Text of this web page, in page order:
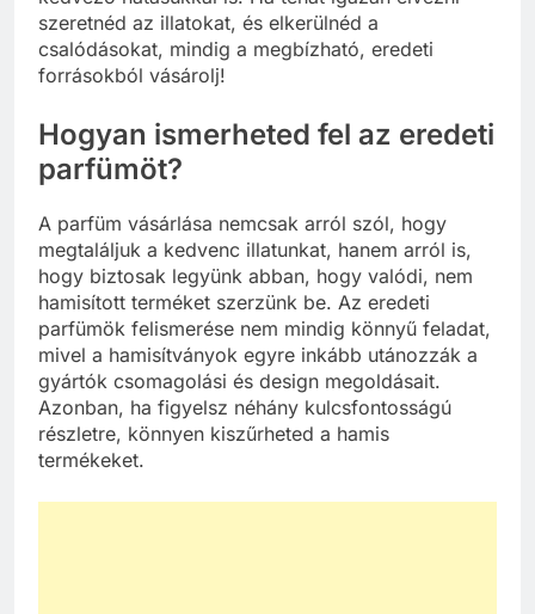
szeretnéd az illatokat, és elkerülnéd a
csalódásokat, mindig a megbízható, eredeti
forrásokból vásárolj!
Hogyan ismerheted fel az eredeti
parfümöt?
A parfüm vásárlása nemcsak arról szól, hogy
megtaláljuk a kedvenc illatunkat, hanem arról is,
hogy biztosak legyünk abban, hogy valódi, nem
hamisított terméket szerzünk be. Az eredeti
parfümök felismerése nem mindig könnyű feladat,
mivel a hamisítványok egyre inkább utánozzák a
gyártók csomagolási és design megoldásait.
Azonban, ha figyelsz néhány kulcsfontosságú
részletre, könnyen kiszűrheted a hamis
termékeket.